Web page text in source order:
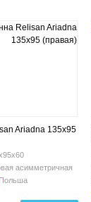
Ariadna 135х95
асимметричная
Польша